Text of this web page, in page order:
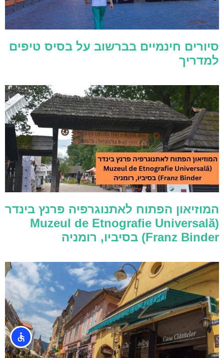
סיורים חינמיים בברשוב על בסיס טיפים
למדריך
המוזיאון הפתוח לאתנוגרפיה פרנץ בינדר
(Muzeul de Etnografie Universală
Franz Binder) בסיביו, רומניה